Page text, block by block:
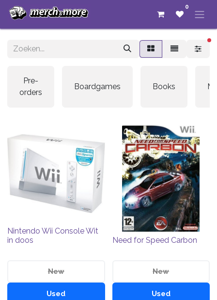
0
Pre-
orders
Boardgames Books
Nintendo Wii Console Wit
in doos
New
Used
Need for Speed Carbon
New
Used